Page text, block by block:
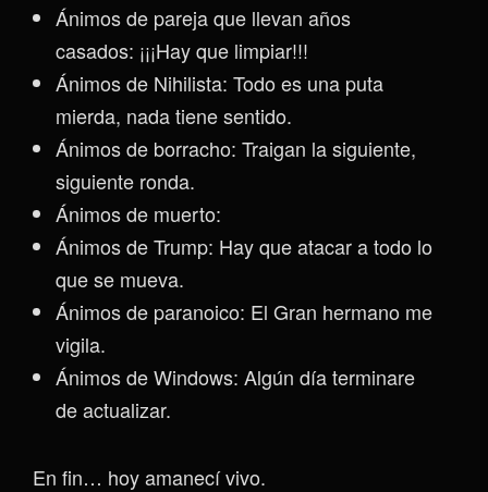
Ánimos de pareja que llevan años
casados: ¡¡¡Hay que limpiar!!!
Ánimos de Nihilista: Todo es una puta
mierda, nada tiene sentido.
Ánimos de borracho: Traigan la siguiente,
siguiente ronda.
Ánimos de muerto:
Ánimos de Trump: Hay que atacar a todo lo
que se mueva.
Ánimos de paranoico: El Gran hermano me
vigila.
Ánimos de Windows: Algún día terminare
de actualizar.
En fin… hoy amanecí vivo.